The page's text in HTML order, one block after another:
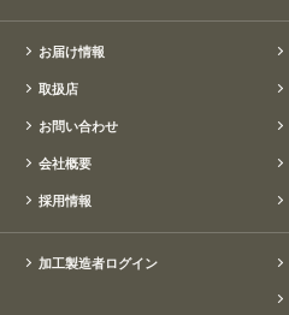
お届け情報
取扱店
お問い合わせ
会社概要
採用情報
加工製造者ログイン